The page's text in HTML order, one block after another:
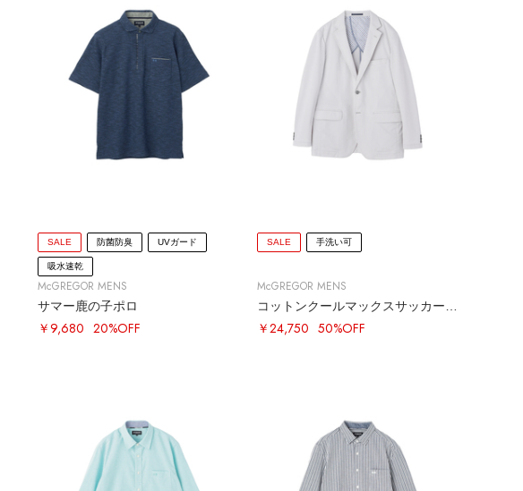
SALE 防菌防臭 UVガード
吸水速乾
McGREGOR MENS
サマー鹿の子ポロ
￥9,680 20%OFF
SALE 手洗い可
McGREGOR MENS
￥24,750 50%OFF